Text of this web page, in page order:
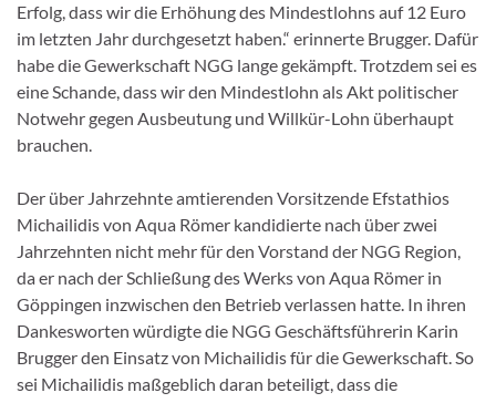
Erfolg, dass wir die Erhöhung des Mindestlohns auf 12 Euro
im letzten Jahr durchgesetzt haben.“ erinnerte Brugger. Dafür
habe die Gewerkschaft NGG lange gekämpft. Trotzdem sei es
eine Schande, dass wir den Mindestlohn als Akt politischer
Notwehr gegen Ausbeutung und Willkür-Lohn überhaupt
brauchen.
Der über Jahrzehnte amtierenden Vorsitzende Efstathios
Michailidis von Aqua Römer kandidierte nach über zwei
Jahrzehnten nicht mehr für den Vorstand der NGG Region,
da er nach der Schließung des Werks von Aqua Römer in
Göppingen inzwischen den Betrieb verlassen hatte. In ihren
Dankesworten würdigte die NGG Geschäftsführerin Karin
Brugger den Einsatz von Michailidis für die Gewerkschaft. So
sei Michailidis maßgeblich daran beteiligt, dass die